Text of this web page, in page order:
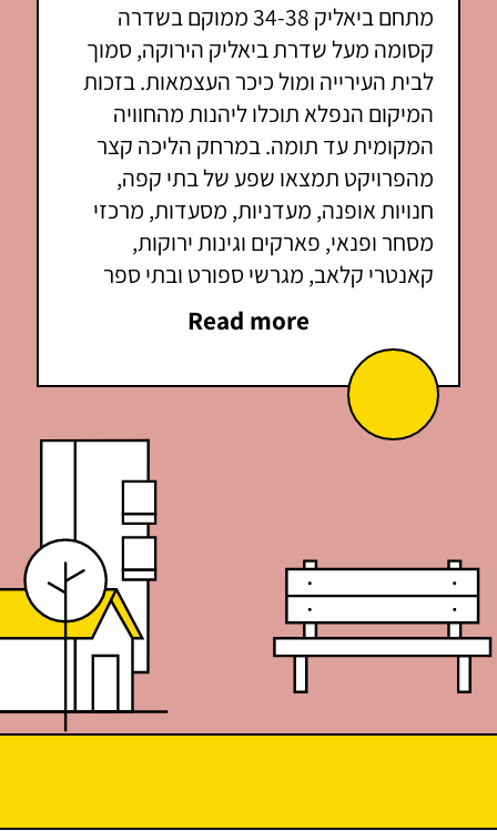
מתחם ביאליק 34-38 ממוקם בשדרה
קסומה מעל שדרת ביאליק הירוקה, סמוך
לבית העירייה ומול כיכר העצמאות. בזכות
המיקום הנפלא תוכלו ליהנות מהחוויה
המקומית עד תומה. במרחק הליכה קצר
מהפרויקט תמצאו שפע של בתי קפה,
חנויות אופנה, מעדניות, מסעדות, מרכזי
מסחר ופנאי, פארקים וגינות ירוקות,
קאנטרי קלאב, מגרשי ספורט ובתי ספר
מובילים. הקרבה לצירי הכניסה והיציאה
הראשיים – כביש 2 ו- 5, מספקים גישה נוחה
למרכזי העסקים של תל אביב, לפארק
ההיי-טק של הרצליה ולאזורים נוספים
במרכז ובשרון.
Read more